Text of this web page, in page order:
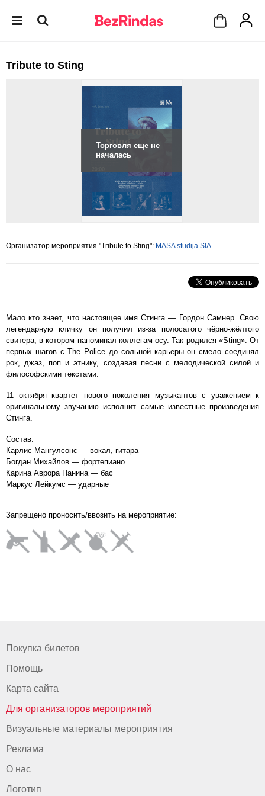
Tribute to Sting
Торговля еще не
началась
Организатор мероприятия "Tribute to Sting": MASA studija SIA
Мало кто знает, что настоящее имя Стинга — Гордон Самнер. Свою
легендарную кличку он получил из-за полосатого чёрно-жёлтого
свитера, в котором напоминал коллегам осу. Так родился «Sting». От
первых шагов с The Police до сольной карьеры он смело соединял
рок, джаз, поп и этнику, создавая песни с мелодической силой и
философскими текстами.
11 октября квартет нового поколения музыкантов с уважением к
оригинальному звучанию исполнит самые известные произведения
Стинга.
Состав:
Карлис Мангулсонс — вокал, гитара
Богдан Михайлов — фортепиано
Карина Аврора Панина — бас
Маркус Лейкумс — ударные
Запрещено проносить/ввозить на мероприятие:
Покупка билетов
Помощь
Карта сайта
Для организаторов мероприятий
Визуальные материалы мероприятия
Реклама
О нас
Логотип